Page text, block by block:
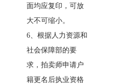
面均应复印，可放
大不可缩小。
6 、根据人力资源和
社会保障部的要
求，拍卖师申请户
籍更名后执业资格